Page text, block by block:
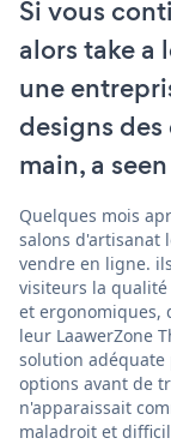
Si vous
alors take a
une
designs
main, a
Quelques mois
salons d'artisanat
vendre en ligne.
visiteurs la
et ergonomiques,
leur LaawerZone
solution
options avant de
n'apparaissait
maladroit et